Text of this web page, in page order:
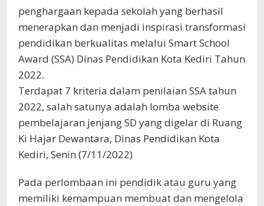
penghargaan kepada sekolah yang berhasil
menerapkan dan menjadi inspirasi transformasi
pendidikan berkualitas melalui Smart School
Award (SSA) Dinas Pendidikan Kota Kediri Tahun
2022.
Terdapat 7 kriteria dalam penilaian SSA tahun
2022, salah satunya adalah lomba website
pembelajaran jenjang SD yang digelar di Ruang
Ki Hajar Dewantara, Dinas Pendidikan Kota
Kediri, Senin (7/11/2022)
Pada perlombaan ini pendidik atau guru yang
memiliki kemampuan membuat dan mengelola